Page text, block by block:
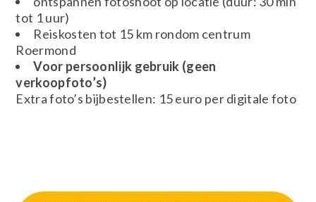
tot 1 uur)
Reiskosten tot 15 km rondom centrum
Roermond
Voor persoonlijk gebruik (geen
verkoopfoto’s)
Extra foto’s bijbestellen: 15 euro per digitale foto